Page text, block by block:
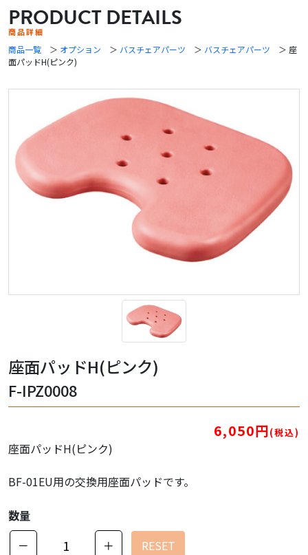
PRODUCT DETAILS
商品詳細
商品一覧 ＞ オプション ＞ バスチェアパーツ ＞ バスチェアパーツ ＞ 座
面パッドH(ピンク)
座面パッドH(ピンク)
F-IPZ0008
6,050円(税込)
座面パッドH(ピンク)
BF-01EU用の交換用座面パッドです。
数量
－
＋ RESET